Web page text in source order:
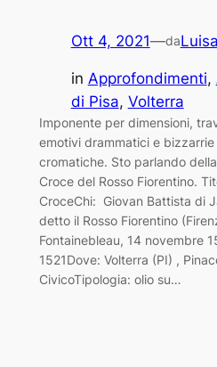
Ott 4, 2021—da
in Approfondimenti,
di Pisa, Volterra
Imponente per dimensioni,
emotivi drammatici e
cromatiche. Sto parlando
Croce del Rosso Fiorentino.
CroceChi: Giovan Battista di
detto il Rosso Fiorentino
Fontainebleau, 14 novembre
1521Dove: Volterra (PI) ,
CivicoTipologia: olio su…